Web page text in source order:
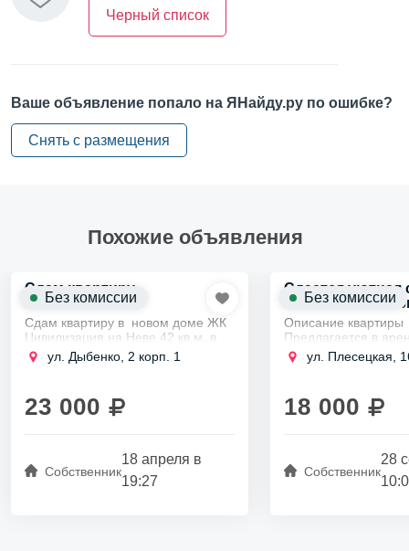
Черный список
Ваше объявление попало на ЯНайду.ру по ошибке?
Снять с размещения
Похожие объявления
Сдам квартиру
Сдам квартиру в новом доме ЖК
Цивилизация на Неве,42 кв.м, в
наличии для комфортного
проживания есть все:большой
,эл.плита с...
ул. Дыбенко, 2 корп. 1
23 000
Собственник
18 апреля в
19:27
Без комиссии
Сдается уютная
собственника
Описание квартиры
Предлагается в
комфортабельная
студия площадью
этаже нового 25-
ул. Плесецкая,
18 000
Собственник
28
Без комиссии